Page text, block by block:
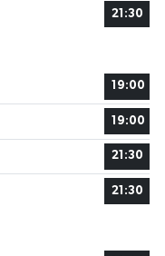
21:30
19:00
19:00
21:30
21:30